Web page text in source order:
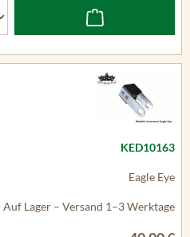
KED10163
Eagle Eye
Auf Lager – Versand 1–3 Werktage